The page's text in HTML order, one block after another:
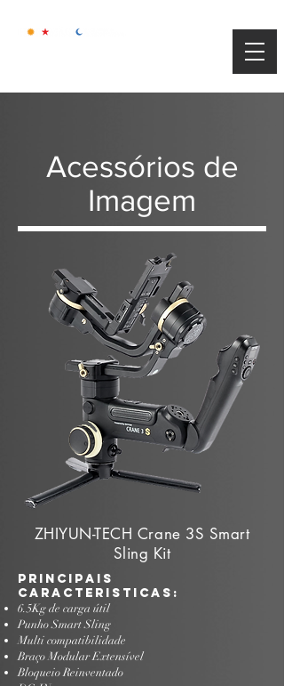
Acessórios de
Imagem
ZHIYUN-TECH Crane 3S Smart
Sling Kit
Principais
Caracteristicas:
6.5Kg de carga útil
Punho Smart Sling
Multi compatibilidade
Braço Modular Extensível
Bloqueio Reinventado